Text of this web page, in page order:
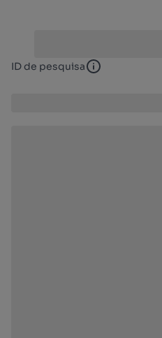
ID de pesquisa ID de pesquisa